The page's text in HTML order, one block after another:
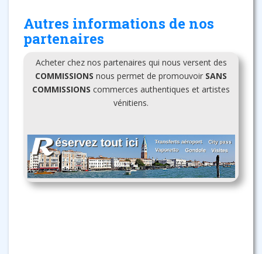
Autres informations de nos
partenaires
Acheter chez nos partenaires qui nous versent des
COMMISSIONS nous permet de promouvoir SANS
COMMISSIONS commerces authentiques et artistes
vénitiens.